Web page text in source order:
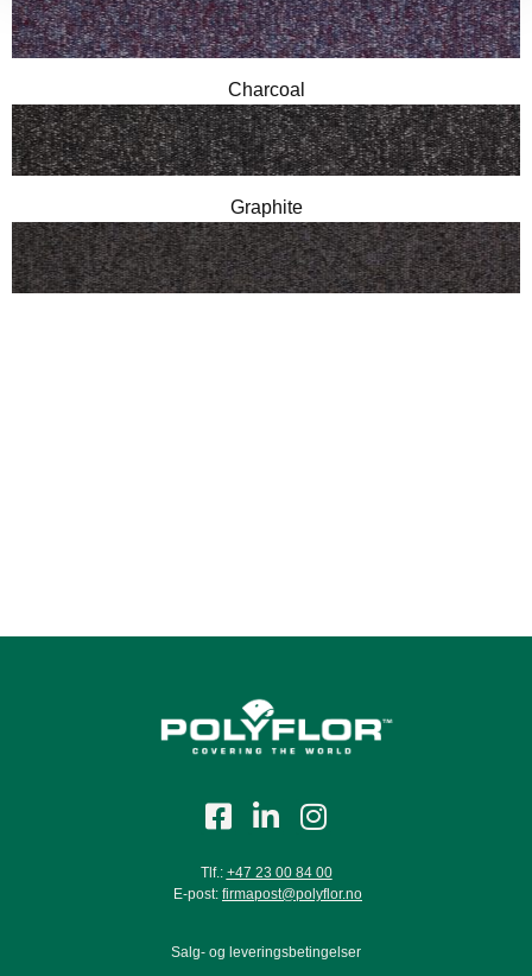
Charcoal
Graphite
Tlf.: +47 23 00 84 00
E-post: firmapost@polyflor.no
Salg- og leveringsbetingelser